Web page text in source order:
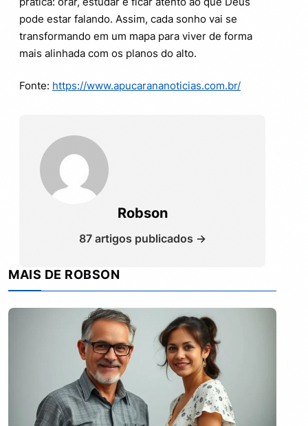
pode estar falando. Assim, cada sonho vai se
transformando em um mapa para viver de forma
mais alinhada com os planos do alto.
Fonte: https://www.apucarananoticias.com.br/
Robson
87 artigos publicados →
MAIS DE ROBSON